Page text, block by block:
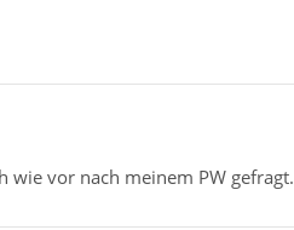
wie vor nach meinem PW gefragt.